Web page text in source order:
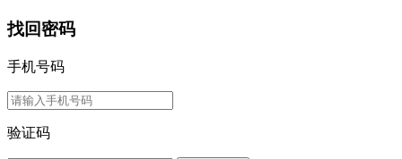
找回密码
手机号码
验证码